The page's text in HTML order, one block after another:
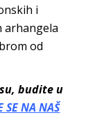
i
arhangela
od
budite u
SE NA NAŠ